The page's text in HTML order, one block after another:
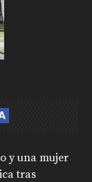
y una mujer
tras